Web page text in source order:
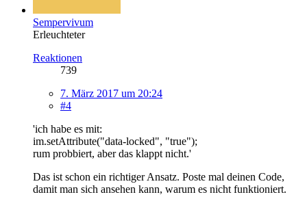
Sempervivum
Erleuchteter
Reaktionen
739
7. März 2017 um 20:24
#4
'ich habe es mit:
im.setAttribute("data-locked", "true");
rum probbiert, aber das klappt nicht.'
Das ist schon ein richtiger Ansatz. Poste mal deinen Code,
damit man sich ansehen kann, warum es nicht funktioniert.